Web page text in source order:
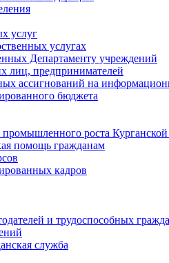
услуг
услугах
Департаменту учреждений
лиц, предпринимателей
ассигнований на
бюджета
роста Курганской
помощь гражданам
кадров
и трудоспособных
служба